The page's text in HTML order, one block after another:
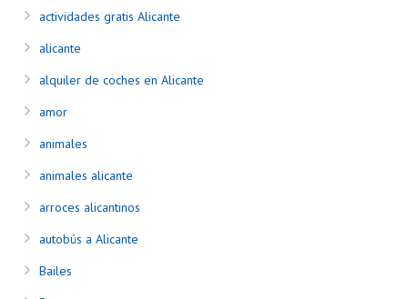
actividades gratis Alicante
alicante
alquiler de coches en Alicante
amor
animales
animales alicante
arroces alicantinos
autobús a Alicante
Bailes